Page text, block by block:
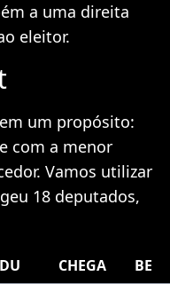
a uma direita
eleitor.
um propósito:
com a menor
Vamos utilizar
18 deputados,
CHEGA
BE